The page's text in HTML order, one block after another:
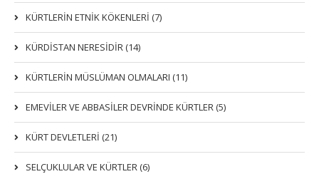
KÜRTLERIN ETNIK KÖKENLERI (7)
KÜRDİSTAN NERESİDİR (14)
KÜRTLERİN MÜSLÜMAN OLMALARI (11)
EMEVİLER VE ABBASİLER DEVRİNDE KÜRTLER (5)
KÜRT DEVLETLERİ (21)
SELÇUKLULAR VE KÜRTLER (6)